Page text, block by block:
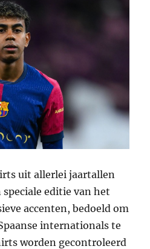
uit allerlei jaartallen
speciale editie van het
accenten, bedoeld om
internationals te
worden gecontroleerd